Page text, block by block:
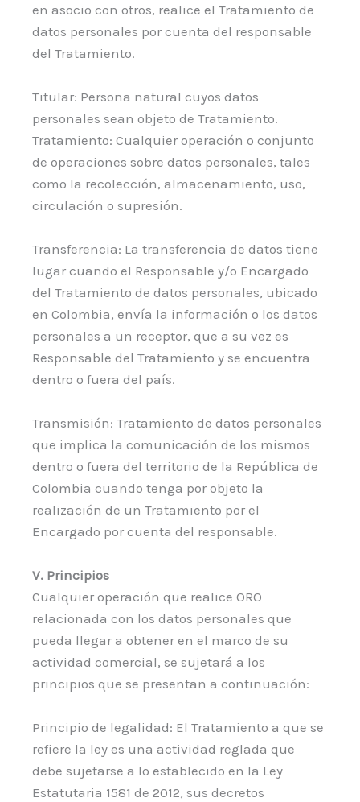
en asocio con otros, realice el Tratamiento de
datos personales por cuenta del responsable
del Tratamiento.
Titular: Persona natural cuyos datos
personales sean objeto de Tratamiento.
Tratamiento: Cualquier operación o conjunto
de operaciones sobre datos personales, tales
como la recolección, almacenamiento, uso,
circulación o supresión.
Transferencia: La transferencia de datos tiene
lugar cuando el Responsable y/o Encargado
del Tratamiento de datos personales, ubicado
en Colombia, envía la información o los datos
personales a un receptor, que a su vez es
Responsable del Tratamiento y se encuentra
dentro o fuera del país.
Transmisión: Tratamiento de datos personales
que implica la comunicación de los mismos
dentro o fuera del territorio de la República de
Colombia cuando tenga por objeto la
realización de un Tratamiento por el
Encargado por cuenta del responsable.
V. Principios
Cualquier operación que realice ORO
relacionada con los datos personales que
pueda llegar a obtener en el marco de su
actividad comercial, se sujetará a los
principios que se presentan a continuación:
Principio de legalidad: El Tratamiento a que se
refiere la ley es una actividad reglada que
debe sujetarse a lo establecido en la Ley
Estatutaria 1581 de 2012, sus decretos